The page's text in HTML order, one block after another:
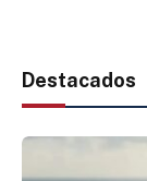
Destacados